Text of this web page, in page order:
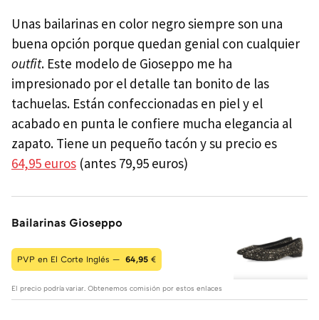
Unas bailarinas en color negro siempre son una
buena opción porque quedan genial con cualquier
outfit. Este modelo de Gioseppo me ha
impresionado por el detalle tan bonito de las
tachuelas. Están confeccionadas en piel y el
acabado en punta le confiere mucha elegancia al
zapato. Tiene un pequeño tacón y su precio es
64,95 euros (antes 79,95 euros)
Bailarinas Gioseppo
PVP en El Corte Inglés — 64,95 €
El precio podría variar. Obtenemos comisión por estos enlaces